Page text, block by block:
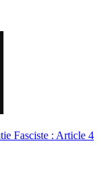
Fasciste : Article 4